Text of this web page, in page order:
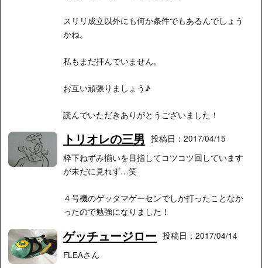
スリリ成立以外にも何か条件でもあるんでしょう
かね。
私もまだ拝んでいません。
お互い頑張りましょう♪
読んでいただきありがとうございました！
トリオレの三男
投稿日：2017/04/15
枠下ねずみ揃いを目指してコツコツ回しています
が未だに見れず…笑
４号機のゲッタマゲーセンでしか打ったことなか
ったので勉強になりました！
ゲッチュージロー 投稿日：2017/04/14
FLEAさん